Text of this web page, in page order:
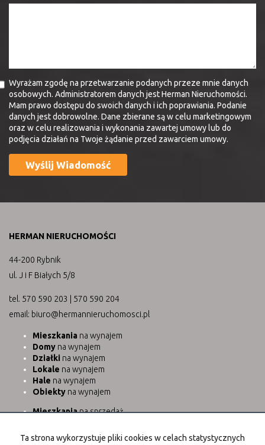
Wyrażam zgodę na przetwarzanie podanych przeze mnie danych
osobowych. Administratorem danych jest Herman Nieruchomości.
Mam prawo dostępu do swoich danych i ich poprawiania. Podanie
danych jest dobrowolne. Dane zbierane są w celu marketingowym
oraz w celu realizowania i wykonania zawartej umowy lub do
podjęcia działań na Twoje żądanie przed zawarciem umowy.
HERMAN NIERUCHOMOŚCI
44-200 Rybnik
ul. J i F Białych 5/8
tel. 570 590 203 | 570 590 204
email: biuro@hermannieruchomosci.pl
Mieszkania na wynajem
Domy na wynajem
Działki na wynajem
Lokale na wynajem
Hale na wynajem
Obiekty na wynajem
Mieszkaniana sprzedaż
Działki
na sprzedaż
Ta strona wykorzystuje pliki cookies w celach statystycznych